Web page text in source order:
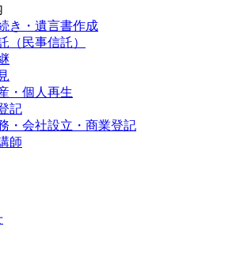
き・遺言書作成
（民事信託）
・個人再生
記
・会社設立・商業登記
師